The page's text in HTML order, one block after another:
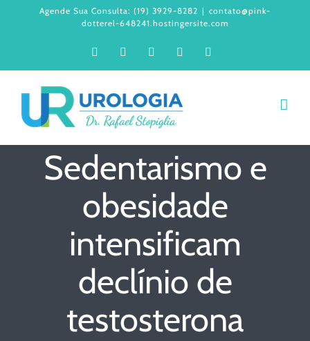
Agende Sua Consulta: (19) 3929-8282 | contato@pink-
dotterel-648241.hostingersite.com
FacebookInstagramLinkedInWhatsApp
Sedentarismo e
obesidade
intensificam
declínio de
testosterona